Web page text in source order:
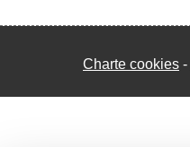
Charte cookies